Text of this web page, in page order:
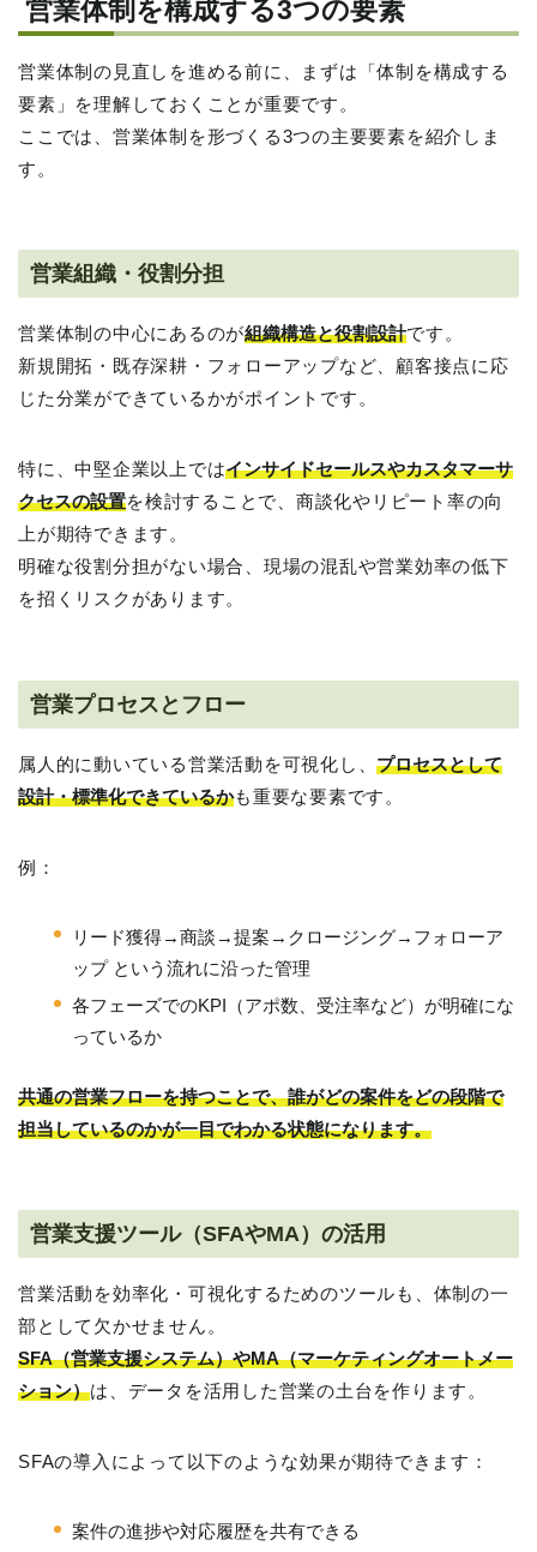
営業体制を構成する3つの要素
営業体制の見直しを進める前に、まずは「体制を構成する
要素」を理解しておくことが重要です。
ここでは、営業体制を形づくる3つの主要要素を紹介しま
す。
営業組織・役割分担
営業体制の中心にあるのが組織構造と役割設計です。
新規開拓・既存深耕・フォローアップなど、顧客接点に応
じた分業ができているかがポイントです。
特に、中堅企業以上ではインサイドセールスやカスタマーサ
クセスの設置を検討することで、商談化やリピート率の向
上が期待できます。
明確な役割分担がない場合、現場の混乱や営業効率の低下
を招くリスクがあります。
営業プロセスとフロー
属人的に動いている営業活動を可視化し、プロセスとして
設計・標準化できているかも重要な要素です。
例：
リード獲得→商談→提案→クロージング→フォローア
ップ という流れに沿った管理
各フェーズでのKPI（アポ数、受注率など）が明確にな
っているか
共通の営業フローを持つことで、誰がどの案件をどの段階で
担当しているのかが一目でわかる状態になります。
営業支援ツール（SFAやMA）の活用
営業活動を効率化・可視化するためのツールも、体制の一
部として欠かせません。
SFA（営業支援システム）やMA（マーケティングオートメー
ション）は、データを活用した営業の土台を作ります。
SFAの導入によって以下のような効果が期待できます：
案件の進捗や対応履歴を共有できる